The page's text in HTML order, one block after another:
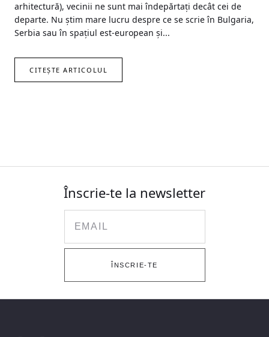
arhitectură), vecinii ne sunt mai îndepărtați decât cei de
departe. Nu știm mare lucru despre ce se scrie în Bulgaria,
Serbia sau în spațiul est-european și...
CITEȘTE ARTICOLUL
Înscrie-te la newsletter
ÎNSCRIE-TE